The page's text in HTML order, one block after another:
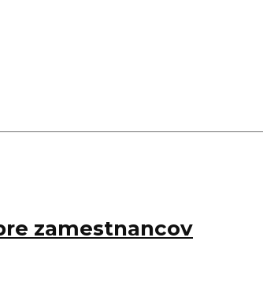
zamestnancov